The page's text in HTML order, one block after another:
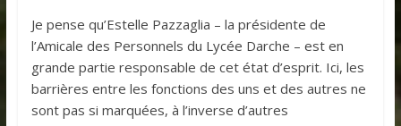
Je pense qu’Estelle Pazzaglia – la présidente de
l’Amicale des Personnels du Lycée Darche – est en
grande partie responsable de cet état d’esprit. Ici, les
barrières entre les fonctions des uns et des autres ne
sont pas si marquées, à l’inverse d’autres